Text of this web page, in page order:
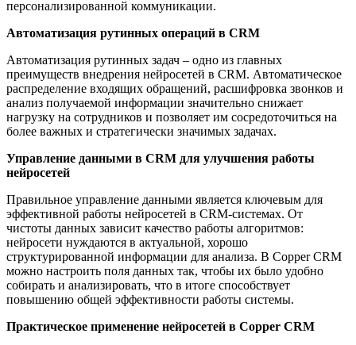
персонализированной коммуникации.
Автоматизация рутинных операций в CRM
Автоматизация рутинных задач – одно из главных
преимуществ внедрения нейросетей в CRM. Автоматическое
распределение входящих обращений, расшифровка звонков и
анализ получаемой информации значительно снижает
нагрузку на сотрудников и позволяет им сосредоточиться на
более важных и стратегически значимых задачах.
Управление данными в CRM для улучшения работы
нейросетей
Правильное управление данными является ключевым для
эффективной работы нейросетей в CRM-системах. От
чистоты данных зависит качество работы алгоритмов:
нейросети нуждаются в актуальной, хорошо
структурированной информации для анализа. В Copper CRM
можно настроить поля данных так, чтобы их было удобно
собирать и анализировать, что в итоге способствует
повышению общей эффективности работы системы.
Практическое применение нейросетей в Copper CRM